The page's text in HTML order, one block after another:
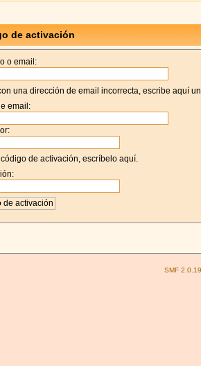
de activación
o email:
una dirección de email incorrecta, escribe aquí
email:
de activación, escríbelo aquí.
SMF 2.0.19